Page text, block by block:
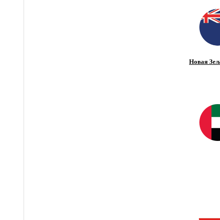
Новая